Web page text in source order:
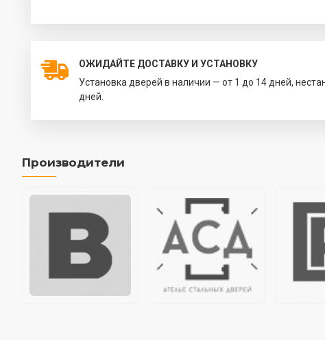
ОЖИДАЙТЕ ДОСТАВКУ И УСТАНОВКУ
Установка дверей в наличии — от 1 до 14 дней,
дней.
Производители